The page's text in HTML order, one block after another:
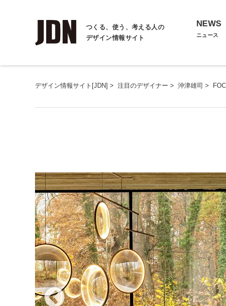
つくる、使う、考える人の
デザイン情報サイト
NEWS
ニュース
デザイン情報サイト[JDN] > 注目のデザイナー > 沖津雄司 >